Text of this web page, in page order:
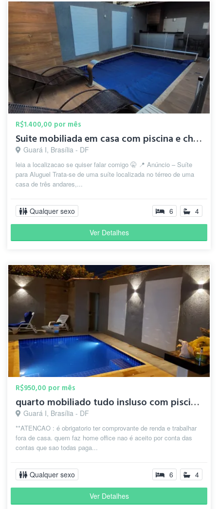
R$1.400,00 por mês
Suite mobiliada em casa com piscina e churrasqueira Guara 1
Guará I, Brasília - DF
leia a localizacao se quiser falar comigo 🤫 📍 Anúncio – Suíte
para Aluguel Trata-se de uma suíte localizada no térreo de uma
casa de três andares,...
Qualquer sexo 6 4
Ver Detalhes
R$950,00 por mês
quarto mobiliado tudo insluso com piscina e churrasqueira
Guará I, Brasília - DF
**ATENCAO : é obrigatorio ter comprovante de renda e trabalhar
fora de casa. quem faz home office nao é aceito por conta das
contas que sao todas paga...
Qualquer sexo 6 4
Ver Detalhes